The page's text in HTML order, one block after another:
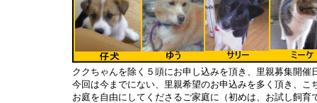
ククちゃんを除く５頭にお申し込みを頂き、里親募集開
今回は今までにない、里親希望のお申込みを多く頂き、
お庭を自由にしてくださるご家庭に（初めは、お試し飼